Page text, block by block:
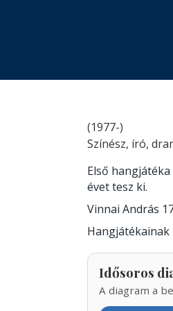
(1977-)
Színész, író,
Első hangjátéka
évet tesz ki.
Vinnai András
Hangjátékainak
Idősoros
A diagram a